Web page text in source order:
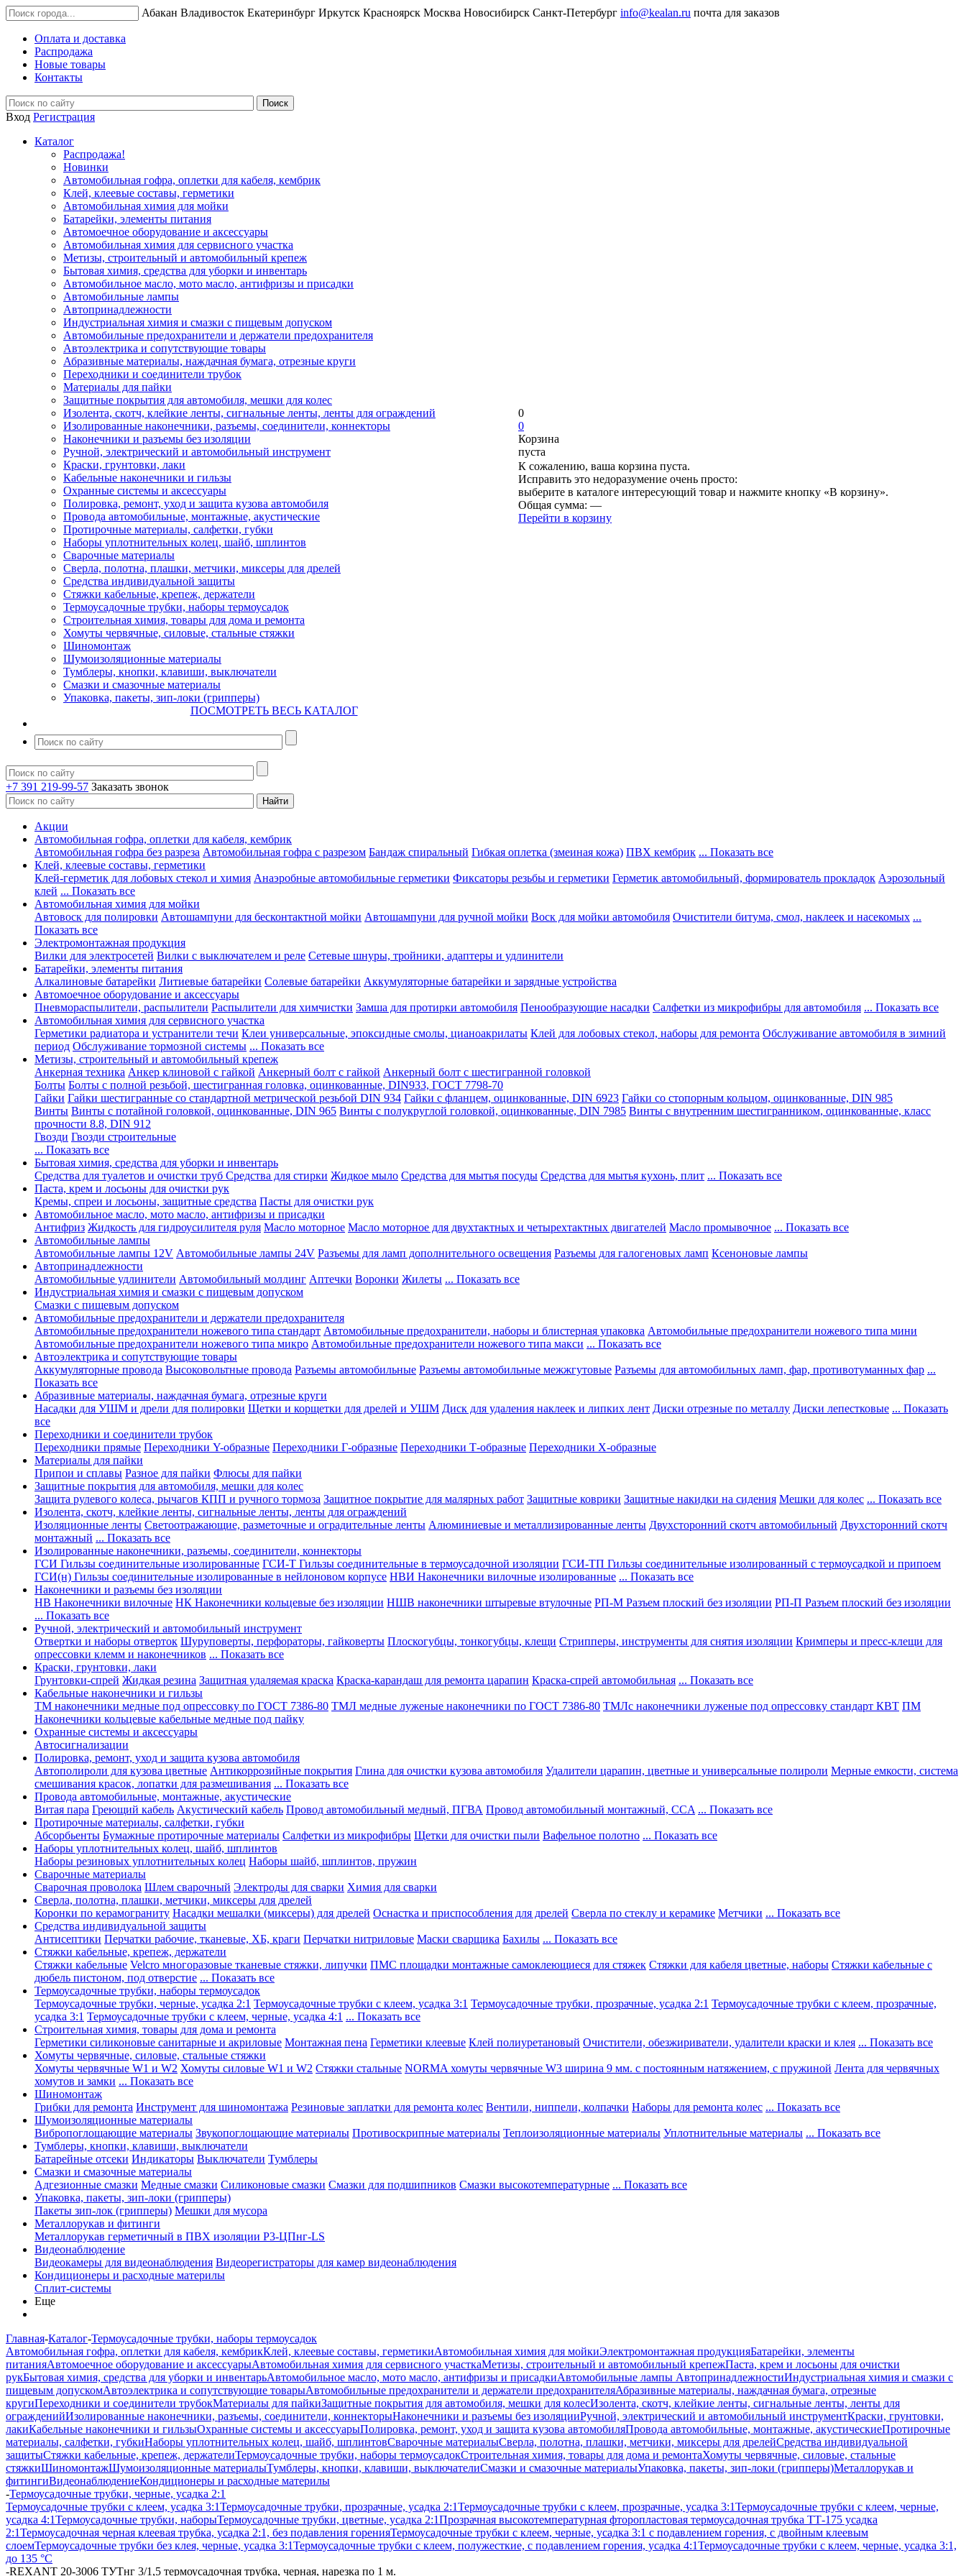
Абакан Владивосток Екатеринбург Иркутск Красноярск Москва Новосибирск Санкт-Петербург info@kealan.ru почта для заказов
Оплата и доставка
Распродажа
Новые товары
Контакты
Вход Регистрация
Каталог
Распродажа!
Новинки
Автомобильная гофра, оплетки для кабеля, кембрик
Клей, клеевые составы, герметики
Автомобильная химия для мойки
Батарейки, элементы питания
Автомоечное оборудование и аксессуары
Автомобильная химия для сервисного участка
Метизы, строительный и автомобильный крепеж
Бытовая химия, средства для уборки и инвентарь
Автомобильное масло, мото масло, антифризы и присадки
Автомобильные лампы
Автопринадлежности
Индустриальная химия и смазки с пищевым допуском
Автомобильные предохранители и держатели предохранителя
Автоэлектрика и сопутствующие товары
Абразивные материалы, наждачная бумага, отрезные круги
Переходники и соединители трубок
Материалы для пайки
Защитные покрытия для автомобиля, мешки для колес
Изолента, скотч, клейкие ленты, сигнальные ленты, ленты для ограждений
Изолированные наконечники, разъемы, соединители, коннекторы
Наконечники и разъемы без изоляции
Ручной, электрический и автомобильный инструмент
Краски, грунтовки, лаки
Кабельные наконечники и гильзы
Охранные системы и аксессуары
Полировка, ремонт, уход и защита кузова автомобиля
Провода автомобильные, монтажные, акустические
Протирочные материалы, салфетки, губки
Наборы уплотнительных колец, шайб, шплинтов
Сварочные материалы
Сверла, полотна, плашки, метчики, миксеры для дрелей
Средства индивидуальной защиты
Стяжки кабельные, крепеж, держатели
Термоусадочные трубки, наборы термоусадок
Строительная химия, товары для дома и ремонта
Хомуты червячные, силовые, стальные стяжки
Шиномонтаж
Шумоизоляционные материалы
Тумблеры, кнопки, клавиши, выключатели
Смазки и смазочные материалы
Упаковка, пакеты, зип-локи (грипперы)
ПОСМОТРЕТЬ ВЕСЬ КАТАЛОГ
+7 391 219-99-57 Заказать звонок
0
0
Корзина
пуста
К сожалению, ваша корзина пуста.
Исправить это недоразумение очень просто:
выберите в каталоге интересующий товар и нажмите кнопку «В корзину».
Общая сумма: —
Перейти в корзину
Акции
Автомобильная гофра, оплетки для кабеля, кембрик
Автомобильная гофра без разреза Автомобильная гофра с разрезом Бандаж спиральный Гибкая оплетка (змеиная кожа) ПВХ кембрик ... Показать все
Клей, клеевые составы, герметики
Клей-герметик для лобовых стекол и химия Анаэробные автомобильные герметики Фиксаторы резьбы и герметики Герметик автомобильный, формирователь прокладок Аэрозольный
клей ... Показать все
Автомобильная химия для мойки
Автовоск для полировки Автошампуни для бесконтактной мойки Автошампуни для ручной мойки Воск для мойки автомобиля Очистители битума, смол, наклеек и насекомых ...
Показать все
Электромонтажная продукция
Вилки для электросетей Вилки с выключателем и реле Сетевые шнуры, тройники, адаптеры и удлинители
Батарейки, элементы питания
Алкалиновые батарейки Литиевые батарейки Солевые батарейки Аккумуляторные батарейки и зарядные устройства
Автомоечное оборудование и аксессуары
Пневмораспылители, распылители Распылители для химчистки Замша для протирки автомобиля Пенообразующие насадки Салфетки из микрофибры для автомобиля ... Показать все
Автомобильная химия для сервисного участка
Герметики радиатора и устранители течи Клеи универсальные, эпоксидные смолы, цианоакрилаты Клей для лобовых стекол, наборы для ремонта Обслуживание автомобиля в зимний
период Обслуживание тормозной системы ... Показать все
Метизы, строительный и автомобильный крепеж
Анкерная техника Анкер клиновой с гайкой Анкерный болт с гайкой Анкерный болт с шестигранной головкой
Болты Болты с полной резьбой, шестигранная головка, оцинкованные, DIN933, ГОСТ 7798-70
Гайки Гайки шестигранные со стандартной метрической резьбой DIN 934 Гайки с фланцем, оцинкованные, DIN 6923 Гайки со стопорным кольцом, оцинкованные, DIN 985
Винты Винты с потайной головкой, оцинкованные, DIN 965 Винты с полукруглой головкой, оцинкованные, DIN 7985 Винты с внутренним шестигранником, оцинкованные, класс
прочности 8.8, DIN 912
Гвозди Гвозди строительные
... Показать все
Бытовая химия, средства для уборки и инвентарь
Средства для туалетов и очистки труб Средства для стирки Жидкое мыло Средства для мытья посуды Средства для мытья кухонь, плит ... Показать все
Паста, крем и лосьоны для очистки рук
Кремы, спреи и лосьоны, защитные средства Пасты для очистки рук
Автомобильное масло, мото масло, антифризы и присадки
Антифриз Жидкость для гидроусилителя руля Масло моторное Масло моторное для двухтактных и четырехтактных двигателей Масло промывочное ... Показать все
Автомобильные лампы
Автомобильные лампы 12V Автомобильные лампы 24V Разъемы для ламп дополнительного освещения Разъемы для галогеновых ламп Ксеноновые лампы
Автопринадлежности
Автомобильные удлинители Автомобильный молдинг Аптечки Воронки Жилеты ... Показать все
Индустриальная химия и смазки с пищевым допуском
Смазки с пищевым допуском
Автомобильные предохранители и держатели предохранителя
Автомобильные предохранители ножевого типа стандарт Автомобильные предохранители, наборы и блистерная упаковка Автомобильные предохранители ножевого типа мини
Автомобильные предохранители ножевого типа микро Автомобильные предохранители ножевого типа макси ... Показать все
Автоэлектрика и сопутствующие товары
Аккумуляторные провода Высоковольтные провода Разъемы автомобильные Разъемы автомобильные межжгутовые Разъемы для автомобильных ламп, фар, противотуманных фар ...
Показать все
Абразивные материалы, наждачная бумага, отрезные круги
Насадки для УШМ и дрели для полировки Щетки и корщетки для дрелей и УШМ Диск для удаления наклеек и липких лент Диски отрезные по металлу Диски лепестковые ... Показать
все
Переходники и соединители трубок
Переходники прямые Переходники Y-образные Переходники Г-образные Переходники Т-образные Переходники Х-образные
Материалы для пайки
Припои и сплавы Разное для пайки Флюсы для пайки
Защитные покрытия для автомобиля, мешки для колес
Защита рулевого колеса, рычагов КПП и ручного тормоза Защитное покрытие для малярных работ Защитные коврики Защитные накидки на сидения Мешки для колес ... Показать все
Изолента, скотч, клейкие ленты, сигнальные ленты, ленты для ограждений
Изоляционные ленты Светоотражающие, разметочные и оградительные ленты Алюминиевые и металлизированные ленты Двухсторонний скотч автомобильный Двухсторонний скотч
монтажный ... Показать все
Изолированные наконечники, разъемы, соединители, коннекторы
ГСИ Гильзы соединительные изолированные ГСИ-Т Гильзы соединительные в термоусадочной изоляции ГСИ-ТП Гильзы соединительные изолированный с термоусадкой и припоем
ГСИ(н) Гильзы соединительные изолированные в нейлоновом корпусе НВИ Наконечники вилочные изолированные ... Показать все
Наконечники и разъемы без изоляции
НВ Наконечники вилочные НК Наконечники кольцевые без изоляции НШВ наконечники штыревые втулочные РП-М Разъем плоский без изоляции РП-П Разъем плоский без изоляции
... Показать все
Ручной, электрический и автомобильный инструмент
Отвертки и наборы отверток Шуруповерты, перфораторы, гайковерты Плоскогубцы, тонкогубцы, клещи Стрипперы, инструменты для снятия изоляции Кримперы и пресс-клещи для
опрессовки клемм и наконечников ... Показать все
Краски, грунтовки, лаки
Грунтовки-спрей Жидкая резина Защитная удаляемая краска Краска-карандаш для ремонта царапин Краска-спрей автомобильная ... Показать все
Кабельные наконечники и гильзы
ТМ наконечники медные под опрессовку по ГОСТ 7386-80 ТМЛ медные луженые наконечники по ГОСТ 7386-80 ТМЛс наконечники луженые под опрессовку стандарт КВТ ПМ
Наконечники кольцевые кабельные медные под пайку
Охранные системы и аксессуары
Автосигнализации
Полировка, ремонт, уход и защита кузова автомобиля
Автополироли для кузова цветные Антикоррозийные покрытия Глина для очистки кузова автомобиля Удалители царапин, цветные и универсальные полироли Мерные емкости, система
смешивания красок, лопатки для размешивания ... Показать все
Провода автомобильные, монтажные, акустические
Витая пара Греющий кабель Акустический кабель Провод автомобильный медный, ПГВА Провод автомобильный монтажный, CCA ... Показать все
Протирочные материалы, салфетки, губки
Абсорбьенты Бумажные протирочные материалы Салфетки из микрофибры Щетки для очистки пыли Вафельное полотно ... Показать все
Наборы уплотнительных колец, шайб, шплинтов
Наборы резиновых уплотнительных колец Наборы шайб, шплинтов, пружин
Сварочные материалы
Сварочная проволока Шлем сварочный Электроды для сварки Химия для сварки
Сверла, полотна, плашки, метчики, миксеры для дрелей
Коронки по керамограниту Насадки мешалки (миксеры) для дрелей Оснастка и приспособления для дрелей Сверла по стеклу и керамике Метчики ... Показать все
Средства индивидуальной защиты
Антисептики Перчатки рабочие, тканевые, ХБ, краги Перчатки нитриловые Маски сварщика Бахилы ... Показать все
Стяжки кабельные, крепеж, держатели
Стяжки кабельные Velcro многоразовые тканевые стяжки, липучки ПМС площадки монтажные самоклеющиеся для стяжек Стяжки для кабеля цветные, наборы Стяжки кабельные с
дюбель пистоном, под отверстие ... Показать все
Термоусадочные трубки, наборы термоусадок
Термоусадочные трубки, черные, усадка 2:1 Термоусадочные трубки с клеем, усадка 3:1 Термоусадочные трубки, прозрачные, усадка 2:1 Термоусадочные трубки с клеем, прозрачные,
усадка 3:1 Термоусадочные трубки с клеем, черные, усадка 4:1 ... Показать все
Строительная химия, товары для дома и ремонта
Герметики силиконовые санитарные и акриловые Монтажная пена Герметики клеевые Клей полиуретановый Очистители, обезжириватели, удалители краски и клея ... Показать все
Хомуты червячные, силовые, стальные стяжки
Хомуты червячные W1 и W2 Хомуты силовые W1 и W2 Стяжки стальные NORMA хомуты червячные W3 ширина 9 мм. с постоянным натяжением, с пружиной Лента для червячных
хомутов и замки ... Показать все
Шиномонтаж
Грибки для ремонта Инструмент для шиномонтажа Резиновые заплатки для ремонта колес Вентили, ниппели, колпачки Наборы для ремонта колес ... Показать все
Шумоизоляционные материалы
Вибропоглощающие материалы Звукопоглощающие материалы Противоскрипные материалы Теплоизоляционные материалы Уплотнительные материалы ... Показать все
Тумблеры, кнопки, клавиши, выключатели
Батарейные отсеки Индикаторы Выключатели Тумблеры
Смазки и смазочные материалы
Адгезионные смазки Медные смазки Силиконовые смазки Смазки для подшипников Смазки высокотемпературные ... Показать все
Упаковка, пакеты, зип-локи (грипперы)
Пакеты зип-лок (грипперы) Мешки для мусора
Металлорукав и фитинги
Металлорукав герметичный в ПВХ изоляции Р3-ЦПнг-LS
Видеонаблюдение
Видеокамеры для видеонаблюдения Видеорегистраторы для камер видеонаблюдения
Кондиционеры и расходные материлы
Сплит-системы
Еще
Главная-Каталог-Термоусадочные трубки, наборы термоусадок
Автомобильная гофра, оплетки для кабеля, кембрикКлей, клеевые составы, герметикиАвтомобильная химия для мойкиЭлектромонтажная продукцияБатарейки, элементы
питанияАвтомоечное оборудование и аксессуарыАвтомобильная химия для сервисного участкаМетизы, строительный и автомобильный крепежПаста, крем и лосьоны для очистки
рукБытовая химия, средства для уборки и инвентарьАвтомобильное масло, мото масло, антифризы и присадкиАвтомобильные лампы АвтопринадлежностиИндустриальная химия и смазки с
пищевым допускомАвтоэлектрика и сопутствующие товарыАвтомобильные предохранители и держатели предохранителяАбразивные материалы, наждачная бумага, отрезные
кругиПереходники и соединители трубокМатериалы для пайкиЗащитные покрытия для автомобиля, мешки для колесИзолента, скотч, клейкие ленты, сигнальные ленты, ленты для
огражденийИзолированные наконечники, разъемы, соединители, коннекторыНаконечники и разъемы без изоляцииРучной, электрический и автомобильный инструментКраски, грунтовки,
лакиКабельные наконечники и гильзыОхранные системы и аксессуарыПолировка, ремонт, уход и защита кузова автомобиляПровода автомобильные, монтажные, акустическиеПротирочные
материалы, салфетки, губкиНаборы уплотнительных колец, шайб, шплинтовСварочные материалыСверла, полотна, плашки, метчики, миксеры для дрелейСредства индивидуальной
защитыСтяжки кабельные, крепеж, держателиТермоусадочные трубки, наборы термоусадокСтроительная химия, товары для дома и ремонтаХомуты червячные, силовые, стальные
стяжкиШиномонтажШумоизоляционные материалыТумблеры, кнопки, клавиши, выключателиСмазки и смазочные материалыУпаковка, пакеты, зип-локи (грипперы)Металлорукав и
фитингиВидеонаблюдениеКондиционеры и расходные материлы
-Термоусадочные трубки, черные, усадка 2:1
Термоусадочные трубки с клеем, усадка 3:1Термоусадочные трубки, прозрачные, усадка 2:1Термоусадочные трубки с клеем, прозрачные, усадка 3:1Термоусадочные трубки с клеем, черные,
усадка 4:1Термоусадочные трубки, наборыТермоусадочные трубки, цветные, усадка 2:1Прозрачная высокотемпературная фторопластовая термоусадочная трубка ТТ-175 усадка
2:1Термоусадочная черная клеевая трубка, усадка 2:1, без подавления горенияТермоусадочные трубки с клеем, черные, усадка 3:1 с подавлением горения, с двойным клеевым
слоемТермоусадочные трубки без клея, черные, усадка 3:1Термоусадочные трубки с клеем, полужесткие, с подавлением горения, усадка 4:1Термоусадочные трубки с клеем, черные, усадка 3:1,
до 135 °C
-REXANT 20-3006 ТУТнг 3/1,5 термоусадочная трубка, черная, нарезка по 1 м.